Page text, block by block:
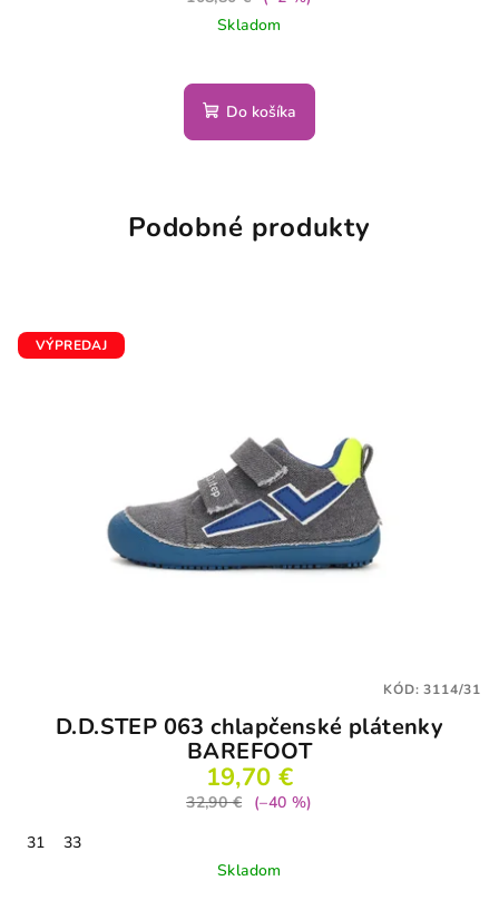
Skladom
Do košíka
Podobné produkty
VÝPREDAJ
D.D.STEP 063 chlapčenské plátenky
BAREFOOT
19,70 €
32,90 €
(–40 %)
31
33
Skladom
KÓD:3114/31